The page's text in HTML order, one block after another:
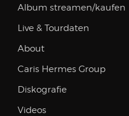
Album streamen/kaufen
Live & Tourdaten
About
Caris Hermes Group
Diskografie
Videos